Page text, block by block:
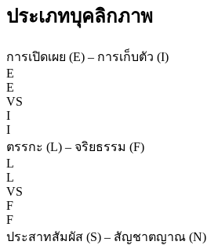
ประเภทบุคลิกภาพ
การเปิดเผย (E) – การเก็บตัว (I)
E
E
VS
I
I
ตรรกะ (L) – จริยธรรม (F)
L
L
VS
F
F
ประสาทสัมผัส (S) – สัญชาตญาณ (N)